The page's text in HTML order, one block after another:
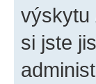
výskytu
si jste